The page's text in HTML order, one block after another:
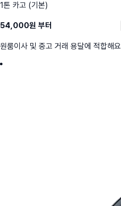
1톤 카고 (기본)
54,000원 부터
원룸이사 및 중고 거래 용달에 적합해요